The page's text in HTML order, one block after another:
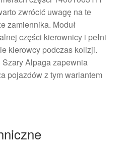
zwrócić uwagę na te
zamiennika. Moduł
części kierownicy i pełni
kierowcy podczas kolizji.
Alpaga zapewnia
pojazdów z tym wariantem